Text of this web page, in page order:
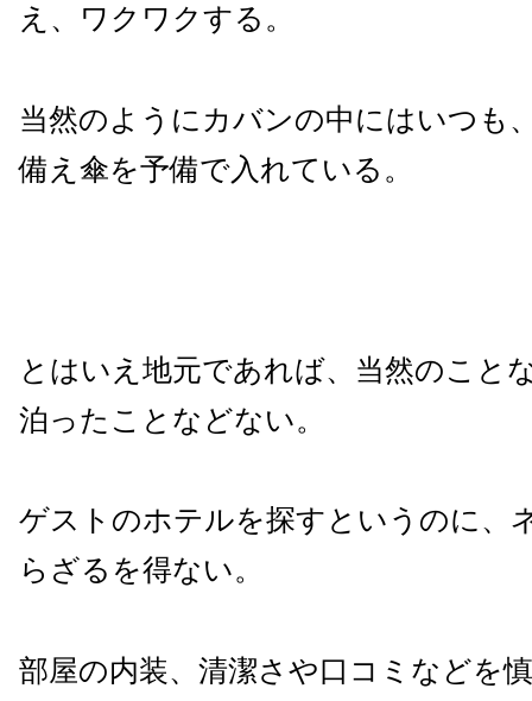
え、ワクワクする。
当然のようにカバンの中にはいつも
備え傘を予備で入れている。
とはいえ地元であれば、当然のこと
泊ったことなどない。
ゲストのホテルを探すというのに、
らざるを得ない。
部屋の内装、清潔さや口コミなどを